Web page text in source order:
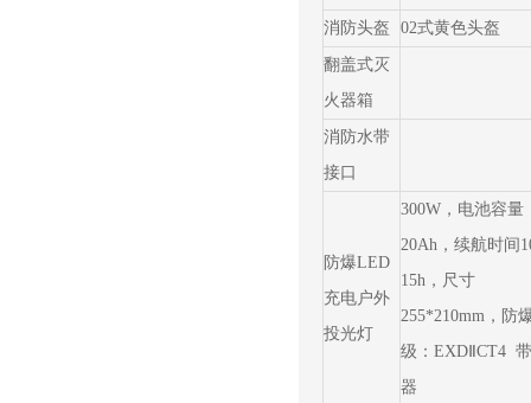
消防头盔 02式黄色头盔
翻盖式灭
火器箱
消防水带
接口
防爆LED
充电户外
投光灯
300W，电池容量
20Ah，续航时间
15h，尺寸
255*210mm，防
级：EXDⅡCT4
器